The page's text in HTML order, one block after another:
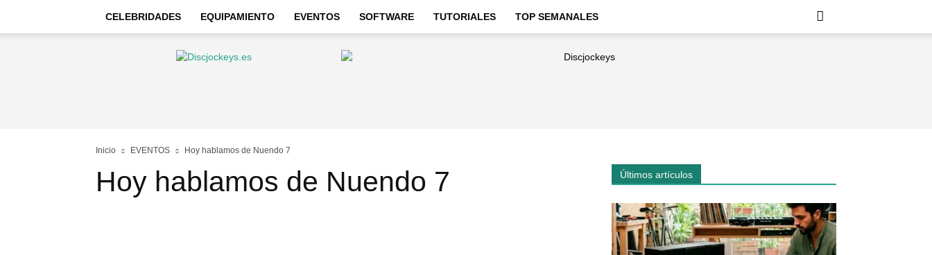
CELEBRIDADES EQUIPAMIENTO EVENTOS SOFTWARE TUTORIALES TOP SEMANALES
Discjockeys
Inicio EVENTOS Hoy hablamos de Nuendo 7
Hoy hablamos de Nuendo 7 Últimos artículos